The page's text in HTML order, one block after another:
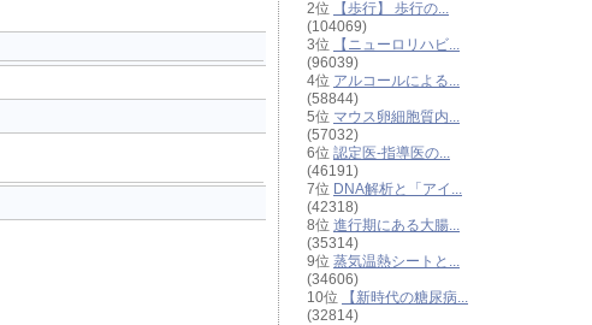
2位
【歩行】 歩行の...
(104069)
3位
【ニューロリハビ...
(96039)
4位 アルコールによる...
(58844)
5位 マウス卵細胞質内...
(57032)
6位 認定医-指導医の...
(46191)
7位 DNA解析と「アイ...
(42318)
8位 進行期にある大腸...
(35314)
9位 蒸気温熱シートと...
(34606)
10位
【新時代の糖尿病...
(32814)